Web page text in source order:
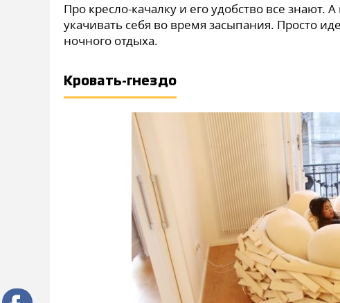
Про кресло-качалку и его удобство все знают.
укачивать себя во время засыпания. Просто
ночного отдыха.
Кровать-гнездо